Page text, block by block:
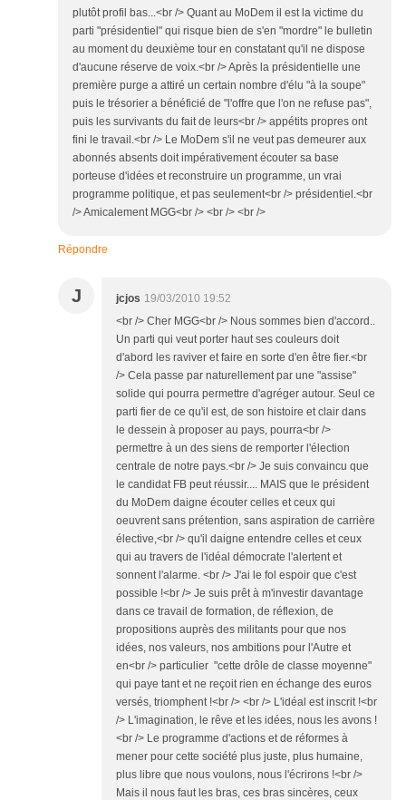
plutôt profil bas...<br /> Quant au MoDem il est la victime du
parti "présidentiel" qui risque bien de s'en "mordre" le bulletin
au moment du deuxième tour en constatant qu'il ne dispose
d'aucune réserve de voix.<br /> Après la présidentielle une
première purge a attiré un certain nombre d'élu "à la soupe"
puis le trésorier a bénéficié de "l'offre que l'on ne refuse pas",
puis les survivants du fait de leurs<br /> appétits propres ont
fini le travail.<br /> Le MoDem s'il ne veut pas demeurer aux
abonnés absents doit impérativement écouter sa base
porteuse d'idées et reconstruire un programme, un vrai
programme politique, et pas seulement<br /> présidentiel.<br
/> Amicalement MGG<br /> <br /> <br />
Répondre
J jcjos 19/03/2010 19:52
<br /> Cher MGG<br /> Nous sommes bien d'accord..
Un parti qui veut porter haut ses couleurs doit
d'abord les raviver et faire en sorte d'en être fier.<br
/> Cela passe par naturellement par une "assise"
solide qui pourra permettre d'agréger autour. Seul ce
parti fier de ce qu'il est, de son histoire et clair dans
le dessein à proposer au pays, pourra<br />
permettre à un des siens de remporter l'élection
centrale de notre pays.<br /> Je suis convaincu que
le candidat FB peut réussir.... MAIS que le président
du MoDem daigne écouter celles et ceux qui
oeuvrent sans prétention, sans aspiration de carrière
élective,<br /> qu'il daigne entendre celles et ceux
qui au travers de l'idéal démocrate l'alertent et
sonnent l'alarme. <br /> J'ai le fol espoir que c'est
possible !<br /> Je suis prêt à m'investir davantage
dans ce travail de formation, de réflexion, de
propositions auprès des militants pour que nos
idées, nos valeurs, nos ambitions pour l'Autre et
en<br /> particulier "cette drôle de classe moyenne"
qui paye tant et ne reçoit rien en échange des euros
versés, triomphent !<br /> <br /> L'idéal est inscrit !<br
/> L'imagination, le rêve et les idées, nous les avons !
<br /> Le programme d'actions et de réformes à
mener pour cette société plus juste, plus humaine,
plus libre que nous voulons, nous l'écrirons !<br />
Mais il nous faut les bras, ces bras sincères, ceux